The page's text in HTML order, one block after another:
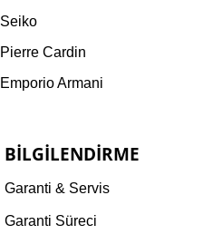
Seiko
Pierre Cardin
Emporio Armani
BILGILENDIRME
Garanti & Servis
Garanti Süreci